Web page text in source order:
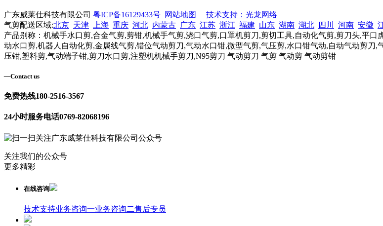
广东威莱仕科技有限公司 粤ICP备16129433号 网站地图
技术支持：光龙网络
气剪配送区域:北京 天津 上海 重庆 河北 内蒙古 广东 江苏 浙江 福建 山东 湖南 湖北 四川 河南 安徽
产品别称：机械手水口剪,合金气剪,剪钳,机械手气剪,浇口气剪,口罩机剪刀,剪切工具,自动化气剪,剪刀头,平
动水口剪,机器人自动化剪,金属线气剪,错位气动剪刀,气动水口钳,微型气剪,气压剪,水口钳气动,自动气动剪
压钳,塑料剪,气动端子钳,剪刀水口剪,注塑机机械手剪刀,N95剪刀 气动剪刀 气剪 气动剪 气动剪钳
—Contact us
免费热线180-2516-3567
24小时服务电话0769-82068196
关注我们的公众号
更多精彩
在线咨询
技术支持业务咨询一业务咨询二售后专员